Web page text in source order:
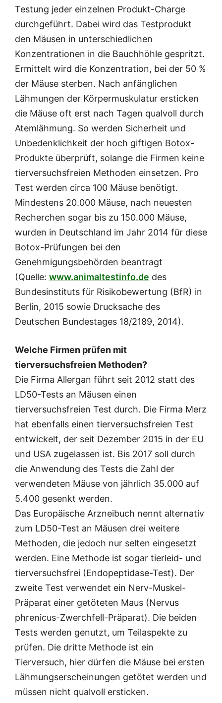
Testung jeder einzelnen Produkt-Charge
durchgeführt. Dabei wird das Testprodukt
den Mäusen in unterschiedlichen
Konzentrationen in die Bauchhöhle gespritzt.
Ermittelt wird die Konzentration, bei der 50 %
der Mäuse sterben. Nach anfänglichen
Lähmungen der Körpermuskulatur ersticken
die Mäuse oft erst nach Tagen qualvoll durch
Atemlähmung. So werden Sicherheit und
Unbedenklichkeit der hoch giftigen Botox-
Produkte überprüft, solange die Firmen keine
tierversuchsfreien Methoden einsetzen. Pro
Test werden circa 100 Mäuse benötigt.
Mindestens 20.000 Mäuse, nach neuesten
Recherchen sogar bis zu 150.000 Mäuse,
wurden in Deutschland im Jahr 2014 für diese
Botox-Prüfungen bei den
Genehmigungsbehörden beantragt
(Quelle: www.animaltestinfo.de des
Bundesinstituts für Risikobewertung (BfR) in
Berlin, 2015 sowie Drucksache des
Deutschen Bundestages 18/2189, 2014).
Welche Firmen prüfen mit
tierversuchsfreien Methoden?
Die Firma Allergan führt seit 2012 statt des
LD50-Tests an Mäusen einen
tierversuchsfreien Test durch. Die Firma Merz
hat ebenfalls einen tierversuchsfreien Test
entwickelt, der seit Dezember 2015 in der EU
und USA zugelassen ist. Bis 2017 soll durch
die Anwendung des Tests die Zahl der
verwendeten Mäuse von jährlich 35.000 auf
5.400 gesenkt werden.
Das Europäische Arzneibuch nennt alternativ
zum LD50-Test an Mäusen drei weitere
Methoden, die jedoch nur selten eingesetzt
werden. Eine Methode ist sogar tierleid- und
tierversuchsfrei (Endopeptidase-Test). Der
zweite Test verwendet ein Nerv-Muskel-
Präparat einer getöteten Maus (Nervus
phrenicus-Zwerchfell-Präparat). Die beiden
Tests werden genutzt, um Teilaspekte zu
prüfen. Die dritte Methode ist ein
Tierversuch, hier dürfen die Mäuse bei ersten
Lähmungserscheinungen getötet werden und
müssen nicht qualvoll ersticken.